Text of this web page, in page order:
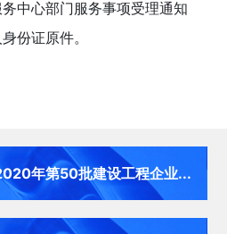
中心部门服务事项受理通知
份证原件。
年第50批建设工程企业...